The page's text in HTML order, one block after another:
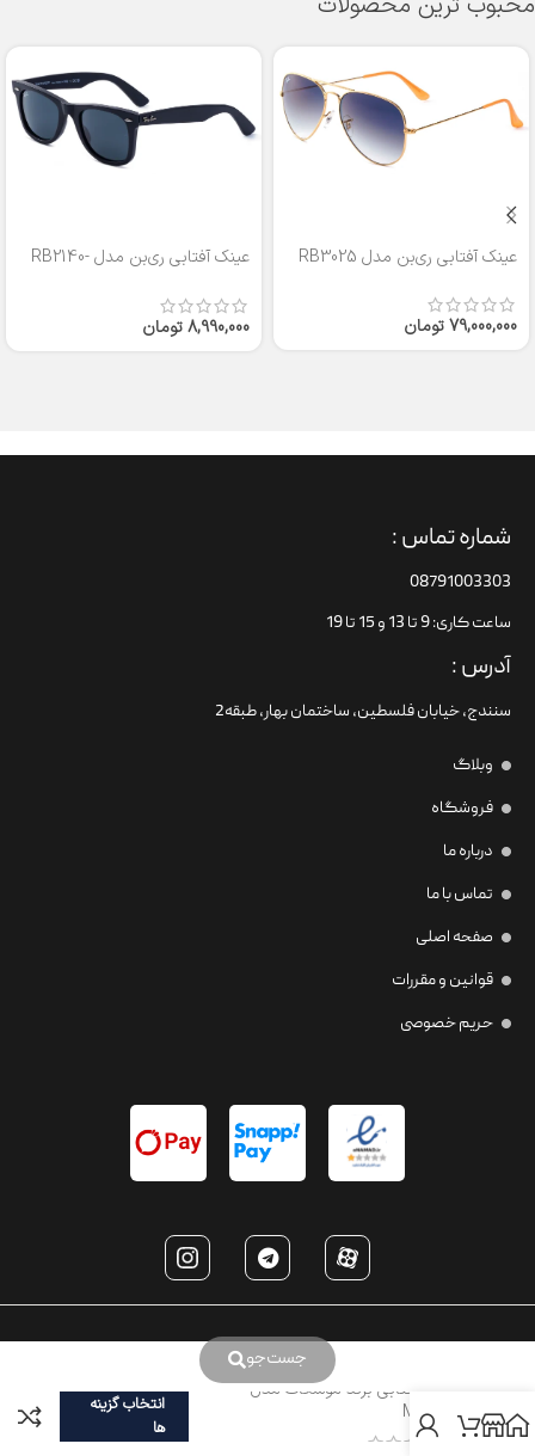
عینک آفتابی ری‌بن مدل RB3025
79,000,000تومان
عینک آفتابی ری‌بن مدل RB2140-
8,990,000تومان
جست‌جو
شماره تماس :
08791003303
ساعت کاری: 9 تا 13 و 15 تا 19
آدرس :
سنندج، خیابان فلسطین،‌ ساختمان بهار، طبقه2
وبلاگ
فروشگاه
درباره ما
تماس با ما
صفحه اصلی
قوانین و مقررات
حریم خصوصی
عینک آفتابی برند موسکات مدل
MC1070
انتخاب گزینه
ها